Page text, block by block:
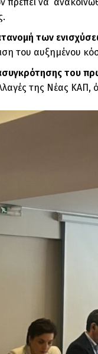
των
του αυξημένου
του
της Νέας ΚΑΠ,